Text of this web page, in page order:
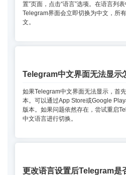
置”页面，点击“语言”选项。在语言列表
Telegram界面会立即切换为中文，所
文。
Telegram中文界面无法显示
如果Telegram中文界面无法显示，首
本。可以通过App Store或Google
版本。如果问题依然存在，尝试重启
中文语言进行切换。
更改语言设置后Telegram是